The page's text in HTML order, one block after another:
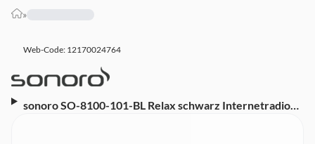
»
Web-Code: 12170024764
sonoro SO-8100-101-BL Relax schwarz Internetradio